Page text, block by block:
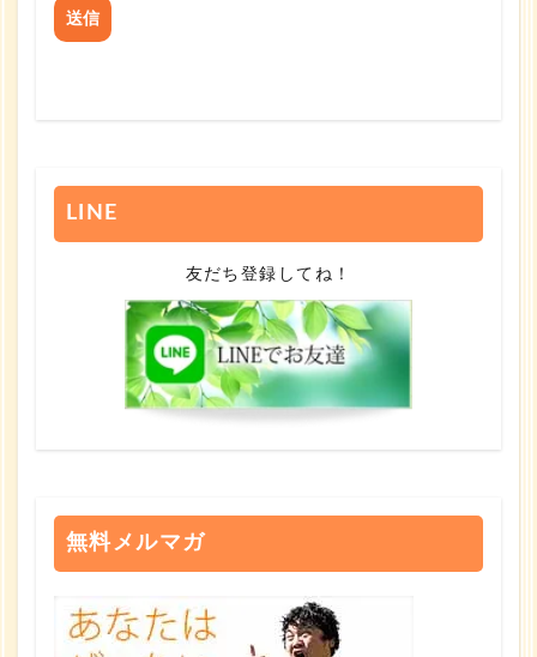
LINE
友だち登録してね！
無料メルマガ